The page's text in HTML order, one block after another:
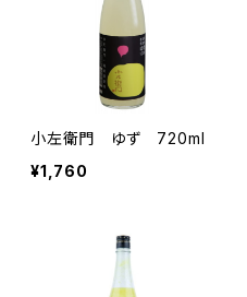
小左衛門 ゆず 720ml
¥1,760